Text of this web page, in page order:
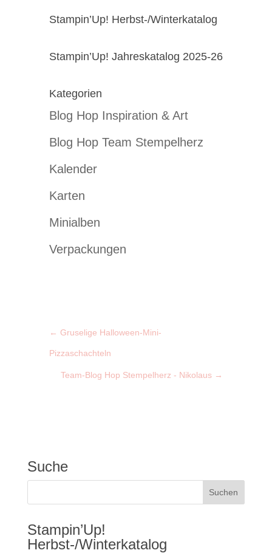
Stampin’Up! Herbst-/Winterkatalog
Stampin’Up! Jahreskatalog 2025-26
Kategorien
Blog Hop Inspiration & Art
Blog Hop Team Stempelherz
Kalender
Karten
Minialben
Verpackungen
← Gruselige Halloween-Mini-
Pizzaschachteln
Team-Blog Hop Stempelherz - Nikolaus →
Suche
Stampin’Up!
Herbst-/Winterkatalog